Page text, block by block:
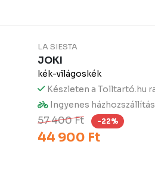
LA SIESTA
JOKI
kék-világoskék
Készleten a Tolltartó.hu
Ingyenes házhozszállítás
57 400 Ft -22%
44 900 Ft